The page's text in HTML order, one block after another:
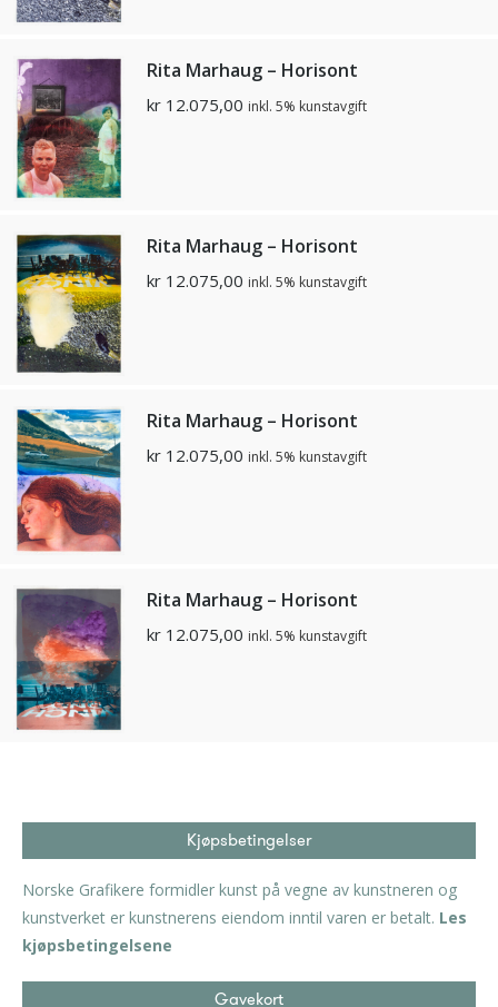
Rita Marhaug – Horisont
kr 12.075,00 inkl. 5% kunstavgift
Rita Marhaug – Horisont
kr 12.075,00 inkl. 5% kunstavgift
Rita Marhaug – Horisont
kr 12.075,00 inkl. 5% kunstavgift
Rita Marhaug – Horisont
kr 12.075,00 inkl. 5% kunstavgift
Kjøpsbetingelser
Norske Grafikere formidler kunst på vegne av kunstneren og
kunstverket er kunstnerens eiendom inntil varen er betalt. Les
kjøpsbetingelsene
Gavekort